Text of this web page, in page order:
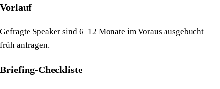
Vorlauf
Gefragte Speaker sind 6–12 Monate im Voraus ausgebucht —
früh anfragen.
Briefing-Checkliste